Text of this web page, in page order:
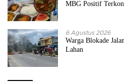
MBG Positif
6 Agustus 2026
Warga Blokade
Lahan